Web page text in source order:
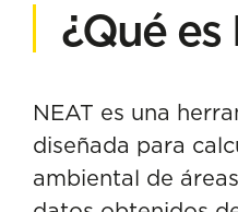
¿Qué es
NEAT es una
diseñada para
ambiental de